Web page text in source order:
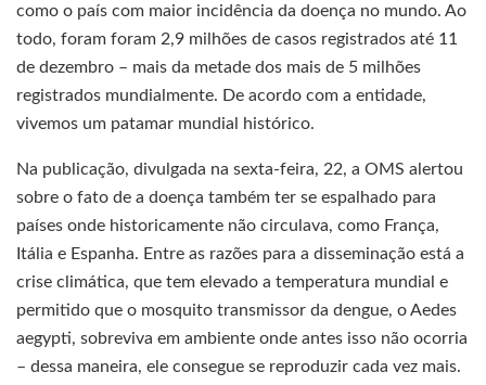
como o país com maior incidência da doença no mundo. Ao
todo, foram foram 2,9 milhões de casos registrados até 11
de dezembro – mais da metade dos mais de 5 milhões
registrados mundialmente. De acordo com a entidade,
vivemos um patamar mundial histórico.
Na publicação, divulgada na sexta-feira, 22, a OMS alertou
sobre o fato de a doença também ter se espalhado para
países onde historicamente não circulava, como França,
Itália e Espanha. Entre as razões para a disseminação está a
crise climática, que tem elevado a temperatura mundial e
permitido que o mosquito transmissor da dengue, o Aedes
aegypti, sobreviva em ambiente onde antes isso não ocorria
– dessa maneira, ele consegue se reproduzir cada vez mais.